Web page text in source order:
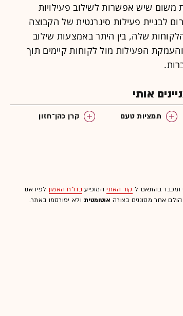
משום שיש אפשרות לשילוב פעילויות
לבניית פעילות סינרגטית של הקבוצה
שלה, בין היתר באמצעות שילוב
הפעילות מול לקוחות קיימים תוך
אותי
תמציות טעם
קרן כהן־חזון
ומכבד בהתאם ל קוד האתיהמופיעבדו"ח האמון לפיו אנו
אחר מסוננים בצורה אוטומטיתולא יפורסמו באתר.